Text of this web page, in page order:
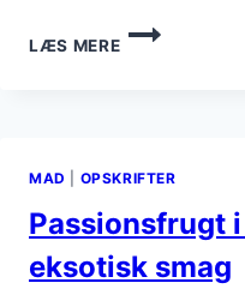
LÆS MEREI
MAD OPSKRIFTER
Passionsfrugt
eksotisk smag